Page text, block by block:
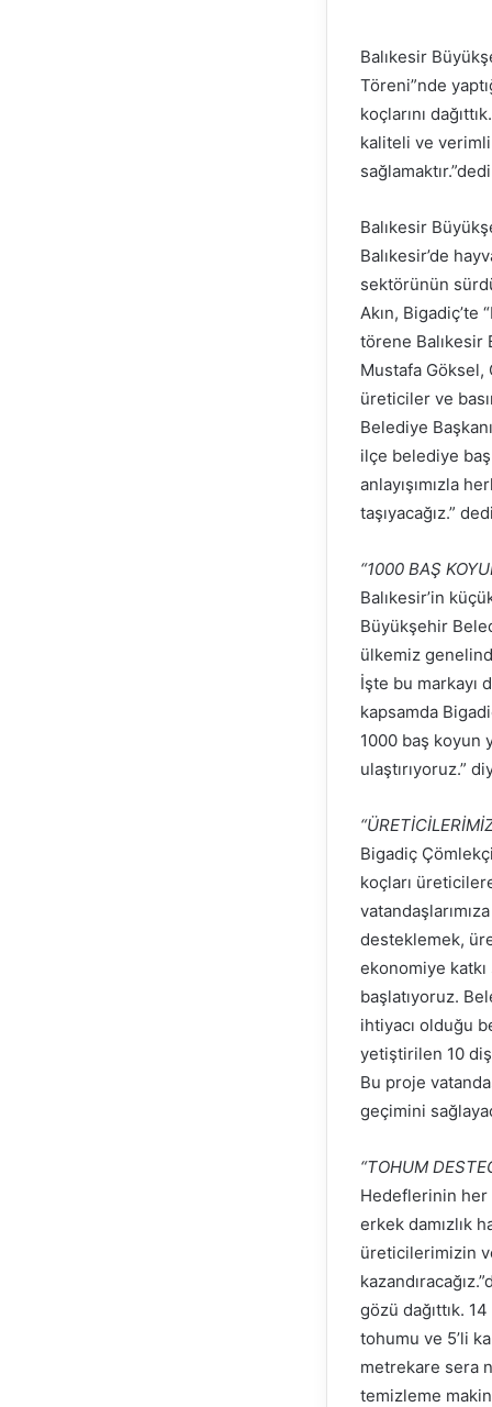
Balıkesir
Töreni”nde
koçlarını
kaliteli ve
Balıkesir
Balıkesir’de
sektörünün
Akın, Bigadiç’te
törene Balıkesir
Mustafa Göksel,
üreticiler ve
Belediye
ilçe belediye
anlayışımızla
taşıyacağız.”
“1000 BAŞ
Balıkesir’in
Büyükşehir
ülkemiz
İşte bu markayı
kapsamda
1000 baş koyun
ulaştırıyoruz.”
Bigadiç
koçları
desteklemek,
ekonomiye
başlatıyoruz.
ihtiyacı olduğu
yetiştirilen 10
Bu proje
geçimini
“TOHUM
Hedeflerinin her
erkek damızlık
üreticilerimizin
gözü dağıttık.
tohumu ve 5’li
metrekare sera
temizleme